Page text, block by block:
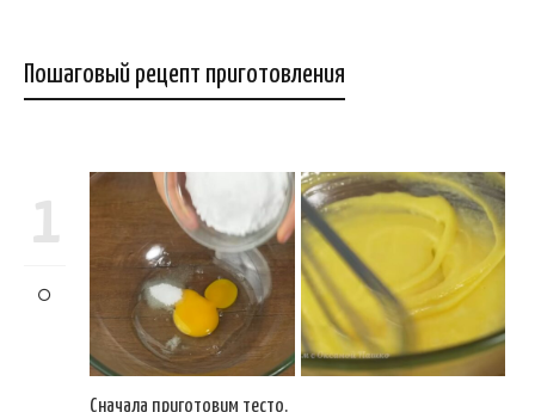
Пошаговый рецепт приготовления
1
Сначала приготовим тесто.